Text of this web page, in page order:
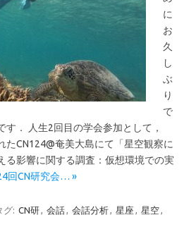
に
お
久
し
ぶ
り
で
． 人生2回目の学会参加として，
CN124@奄美大島にて「星空観察に
る影響に関する調査：仮想環境での実
回CN研究会… »
グ: CN研, 会話, 会話分析, 星座, 星空,